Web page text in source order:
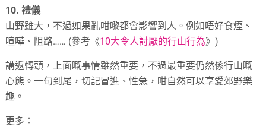
10. 禮儀
山野雖大，不過如果亂咁嚟都會影響到人。例如唔好食煙、
喧嘩、阻路…… (參考《10大令人討厭的行山行為》)
講返轉頭，上面嘅事情雖然重要，不過最重要仍然係行山嘅
心態。一句到尾，切記冒進、性急，咁自然可以享愛郊野樂
趣。
更多：